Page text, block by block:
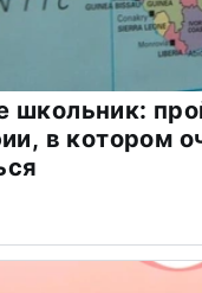
школьник:
в котором